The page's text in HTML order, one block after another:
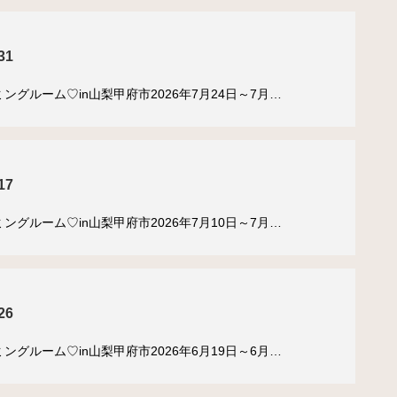
ングルーム♡in山梨甲府市2026年7月24日～7月…
ングルーム♡in山梨甲府市2026年7月10日～7月…
ングルーム♡in山梨甲府市2026年6月19日～6月…